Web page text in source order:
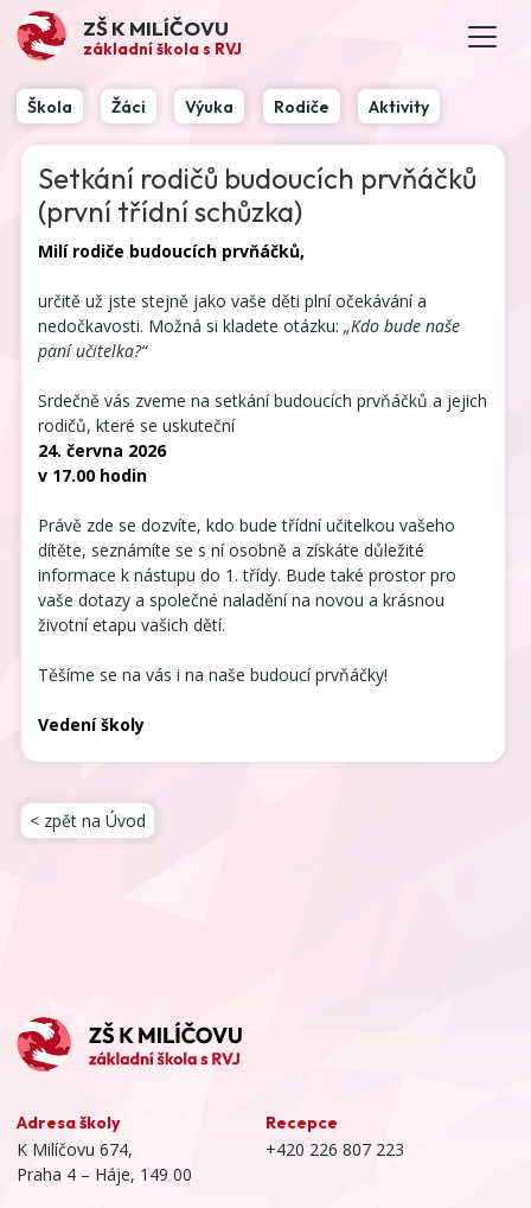
ZŠ K MILÍČOVU
základní škola s RVJ
Škola Žáci Výuka Rodiče Aktivity
Setkání rodičů budoucích prvňáčků
(první třídní schůzka)
Milí rodiče budoucích prvňáčků,
určitě už jste stejně jako vaše děti plní očekávání a
nedočkavosti. Možná si kladete otázku:„Kdo bude naše
paní učitelka?“
Srdečně vás zveme na setkání budoucích prvňáčků a jejich
rodičů, které se uskuteční
24. června 2026
v 17.00 hodin
Právě zde se dozvíte, kdo bude třídní učitelkou vašeho
dítěte, seznámíte se s ní osobně a získáte důležité
informace k nástupu do 1. třídy. Bude také prostor pro
vaše dotazy a společné naladění na novou a krásnou
životní etapu vašich dětí.
Těšíme se na vás i na naše budoucí prvňáčky!
Vedení školy
< zpět na Úvod
Adresa školy
K Milíčovu 674,
Praha 4 – Háje, 149 00
Recepce
+420 226 807 223